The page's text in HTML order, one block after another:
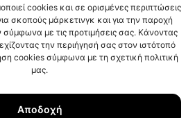
cookies και σε ορισμένες περιπτώσεις
σκοπούς μάρκετινγκ και για την παροχή
με τις προτιμήσεις σας. Κάνοντας
την περιήγησή σας στον ιστότοπό
cookies σύμφωνα με τη σχετική πολιτική
μας.
Αποδοχή
Όροι Χρήσης